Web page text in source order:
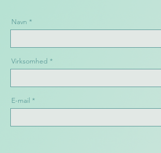
Navn
Virksomhed
E-mail